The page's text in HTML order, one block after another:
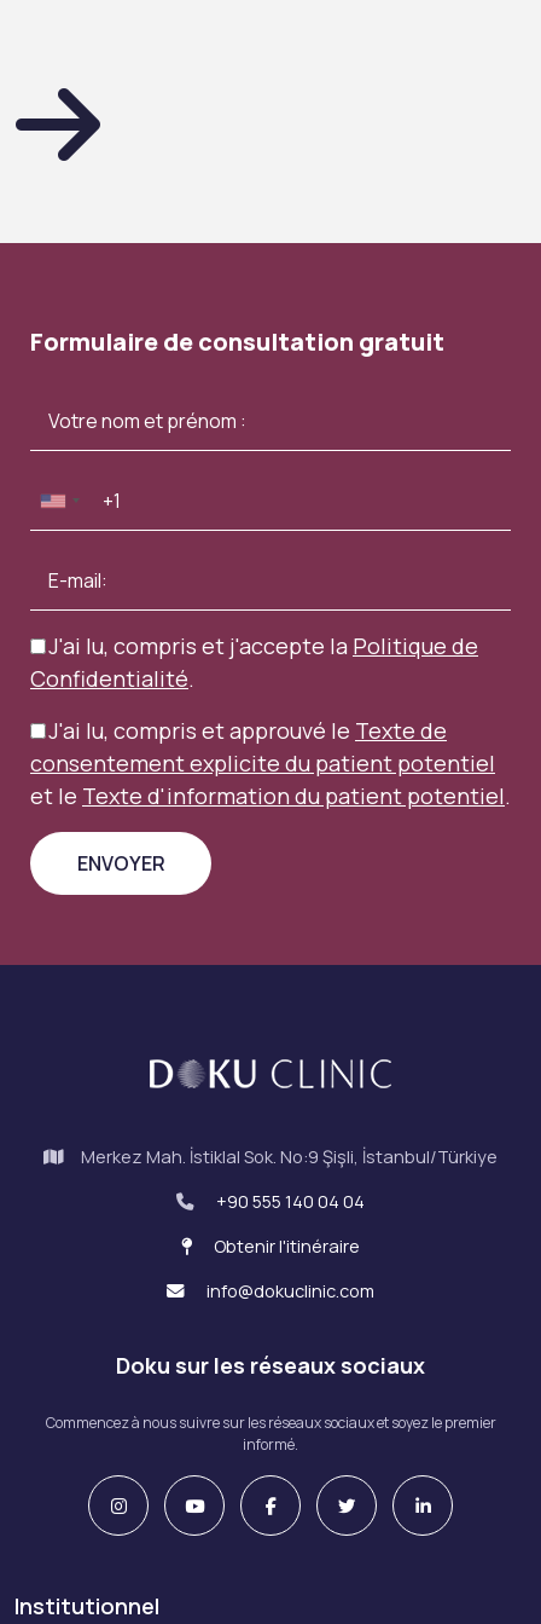
Formulaire de consultation gratuit
J'ai lu, compris et j'accepte la Politique de
Confidentialité.
J'ai lu, compris et approuvé le Texte de
consentement explicite du patient potentiel
et le Texte d'information du patient potentiel.
Merkez Mah. İstiklal Sok. No:9 Şişli, İstanbul/Türkiye
+90 555 140 04 04
Obtenir l'itinéraire
info@dokuclinic.com
Doku sur les réseaux sociaux
Commencez à nous suivre sur les réseaux sociaux et soyez le premier
informé.
Institutionnel